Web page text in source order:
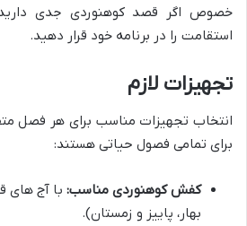
خصوص اگر قصد کوهنوردی جدی
استقامت را در برنامه خود قرار دهید.
تجهیزات لازم
انتخاب تجهیزات مناسب برای هر فصل
برای تمامی فصول حیاتی هستند:
کفش کوهنوردی مناسب: با آج های
بهار، پاییز و زمستان).